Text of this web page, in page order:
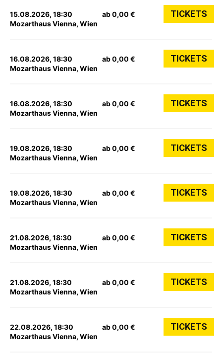
15.08.2026, 18:30
Mozarthaus Vienna, Wien
ab 0,00 € TICKETS
16.08.2026, 18:30
Mozarthaus Vienna, Wien
ab 0,00 € TICKETS
16.08.2026, 18:30
Mozarthaus Vienna, Wien
ab 0,00 € TICKETS
19.08.2026, 18:30
Mozarthaus Vienna, Wien
ab 0,00 € TICKETS
19.08.2026, 18:30
Mozarthaus Vienna, Wien
ab 0,00 € TICKETS
21.08.2026, 18:30
Mozarthaus Vienna, Wien
ab 0,00 € TICKETS
21.08.2026, 18:30
Mozarthaus Vienna, Wien
ab 0,00 € TICKETS
22.08.2026, 18:30
Mozarthaus Vienna, Wien
ab 0,00 € TICKETS